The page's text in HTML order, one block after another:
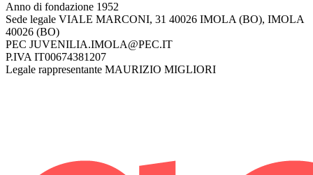
Anno di fondazione 1952
Sede legale VIALE MARCONI, 31 40026 IMOLA (BO), IMOLA
40026 (BO)
PEC JUVENILIA.IMOLA@PEC.IT
P.IVA IT00674381207
Legale rappresentante MAURIZIO MIGLIORI